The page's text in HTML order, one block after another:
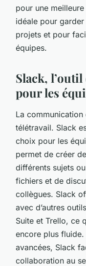
pour une
idéale pour garder
projets et pour
équipes.
Slack,
pour les
La
télétravail. Slack
choix pour les
permet de créer
différents sujets
fichiers et de
collègues. Slack
avec d’autres
Suite et Trello, ce
encore plus
avancées, Slack
collaboration au